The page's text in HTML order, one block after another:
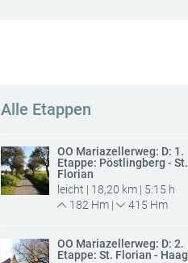
Alle Etappen
OÖ Mariazellerweg: D: 1.
Etappe: Pöstlingberg - St.
Florian
leicht | 18,20 km | 5:15 h
182 Hm |
415 Hm
OÖ Mariazellerweg: D: 2.
Etappe: St. Florian - Haag